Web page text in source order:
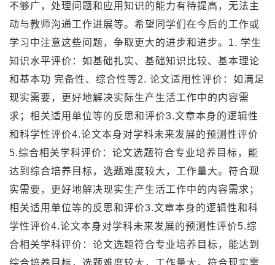
不够广，处理问题和应用知识的能力有待提高，无法主
动与教师沟通工作进展等。希望同学们在今后的工作或
学习中注意这些问题，争取更大的进步和进步。1. 学生
知识水平评价：如基础扎实、基础知识比较、基本理论
和基本功 完备性、综合性等2. 论文适用性评价：如满足
现实需要，更好地解决实际生产生活工作中的内容需
求；相关适用单位等的反思和评价3.文章本身的逻辑性
和科学性评价4.论文本身对学科未来发展的预测性评价
5.综合相关学科评价：论文选题符合专业培养目标，能
达到综合培养目标，选题难度较大，工作量大。符合现
实需要，更好地解决现实生产生活工作中的内容需求；
相关适用单位等的反思和评价3.文章本身的逻辑性和科
学性评价4.论文本身对学科未来发展的预测性评价5.综
合相关学科评价：论文选题符合专业培养目标，能达到
综合培养目标，选题难度较大，工作量大。符合现实需